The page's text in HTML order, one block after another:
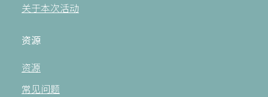
关于本次活动
资源
资源
常见问题